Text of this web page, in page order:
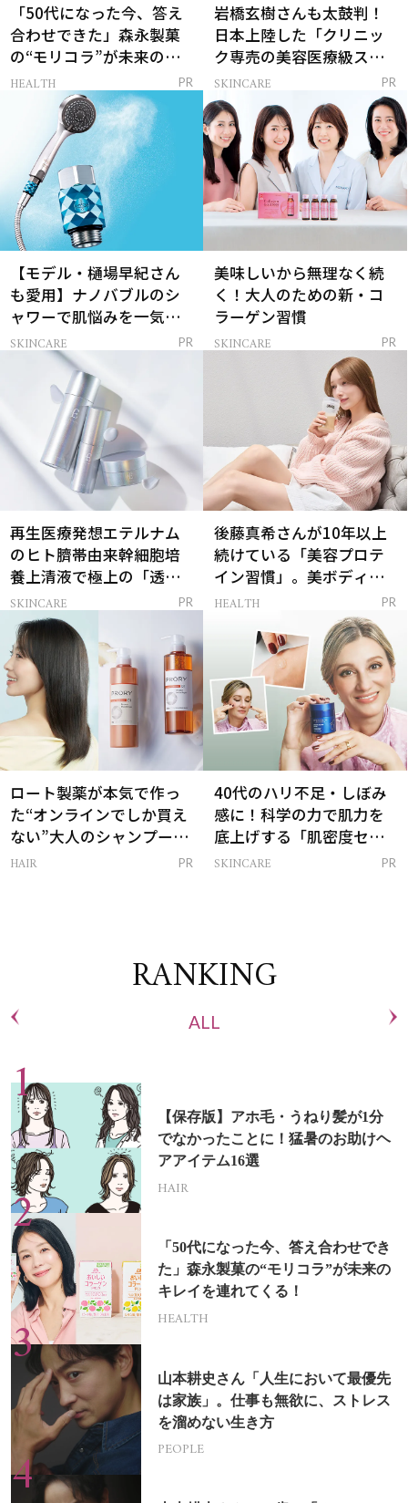
「50代になった今、答え
合わせできた」森永製菓
の“モリコラ”が未来のキ
レイを連れてくる！
HEALTH PR
岩橋玄樹さんも太鼓判！
日本上陸した「クリニッ
ク専売の美容医療級スキ
ンケア」
SKINCARE PR
【モデル・樋場早紀さん
も愛用】ナノバブルのシ
ャワーで肌悩みを一気に
解決
SKINCARE PR
美味しいから無理なく続
く！大人のための新・コ
ラーゲン習慣
SKINCARE PR
再生医療発想エテルナム
のヒト臍帯由来幹細胞培
養上清液で極上の「透明
感ハリ肌」へ
SKINCARE PR
後藤真希さんが10年以上
続けている「美容プロテ
イン習慣」。美ボディを
支える朝ルーティンと
HEALTH PR
ロート製薬が本気で作っ
た“オンラインでしか買え
ない”大人のシャンプー＆
トリートメントって？
HAIR PR
40代のハリ不足・しぼみ
感に！科学の力で肌力を
底上げする「肌密度セラ
ム」
SKINCARE PR
RANKING
ALL
【保存版】アホ毛・うねり髪が1分
でなかったことに！猛暑のお助けヘ
アアイテム16選
HAIR
「50代になった今、答え合わせでき
た」森永製菓の“モリコラ”が未来の
キレイを連れてくる！
HEALTH
山本耕史さん「人生において最優先
は家族」。仕事も無欲に、ストレス
を溜めない生き方
PEOPLE